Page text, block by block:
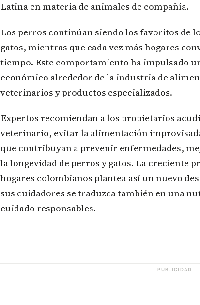
Latina en materia de animales de compañía.
Los perros continúan siendo los favoritos de
gatos, mientras que cada vez más hogares
tiempo. Este comportamiento ha impulsado
económico alrededor de la industria de
veterinarios y productos especializados.
Expertos recomiendan a los propietarios
veterinario, evitar la alimentación
que contribuyan a prevenir enfermedades,
la longevidad de perros y gatos. La creciente
hogares colombianos plantea así un nuevo
sus cuidadores se traduzca también en una
cuidado responsables.
PUBLICIDAD